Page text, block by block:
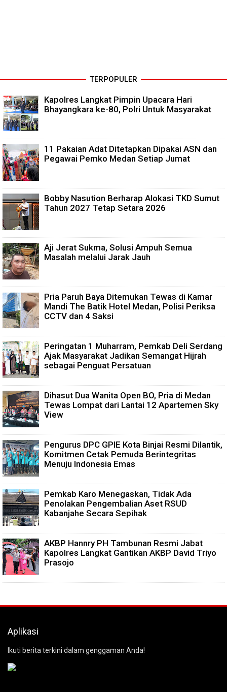
TERPOPULER
Kapolres Langkat Pimpin Upacara Hari
Bhayangkara ke-80, Polri Untuk Masyarakat
11 Pakaian Adat Ditetapkan Dipakai ASN dan
Pegawai Pemko Medan Setiap Jumat
Bobby Nasution Berharap Alokasi TKD Sumut
Tahun 2027 Tetap Setara 2026
Aji Jerat Sukma, Solusi Ampuh Semua
Masalah melalui Jarak Jauh
Pria Paruh Baya Ditemukan Tewas di Kamar
Mandi The Batik Hotel Medan, Polisi Periksa
CCTV dan 4 Saksi
Peringatan 1 Muharram, Pemkab Deli Serdang
Ajak Masyarakat Jadikan Semangat Hijrah
sebagai Penguat Persatuan
Dihasut Dua Wanita Open BO, Pria di Medan
Tewas Lompat dari Lantai 12 Apartemen Sky
View
Pengurus DPC GPIE Kota Binjai Resmi Dilantik,
Komitmen Cetak Pemuda Berintegritas
Menuju Indonesia Emas
Pemkab Karo Menegaskan, Tidak Ada
Penolakan Pengembalian Aset RSUD
Kabanjahe Secara Sepihak
AKBP Hannry PH Tambunan Resmi Jabat
Kapolres Langkat Gantikan AKBP David Triyo
Prasojo
Aplikasi
Ikuti berita terkini dalam genggaman Anda!